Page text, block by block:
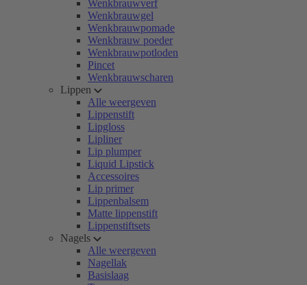
Wenkbrauwverf
Wenkbrauwgel
Wenkbrauwpomade
Wenkbrauw poeder
Wenkbrauwpotloden
Pincet
Wenkbrauwscharen
Lippen
Alle weergeven
Lippenstift
Lipgloss
Lipliner
Lip plumper
Liquid Lipstick
Accessoires
Lip primer
Lippenbalsem
Matte lippenstift
Lippenstiftsets
Nagels
Alle weergeven
Nagellak
Basislaag